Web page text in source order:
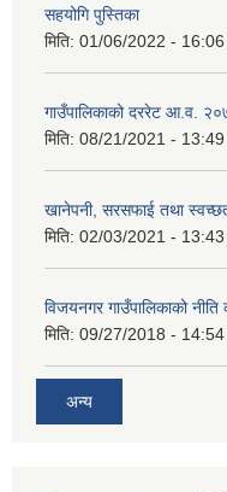
सहयोगि पुस्तिका
मिति: 01/06/2022 - 16:06
गाउँपालिकाको दररेट आ.व.
मिति: 08/21/2021 - 13:49
खानेपनी, सरसफाई तथा
मिति: 02/03/2021 - 13:43
विजयनगर गाउँपालिकाको
मिति: 09/27/2018 - 14:54
अन्य